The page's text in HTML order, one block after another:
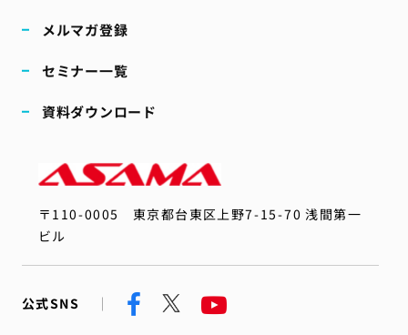
メルマガ登録
セミナー一覧
資料ダウンロード
〒110-0005 東京都台東区上野7-15-70 浅間第一
ビル
公式SNS